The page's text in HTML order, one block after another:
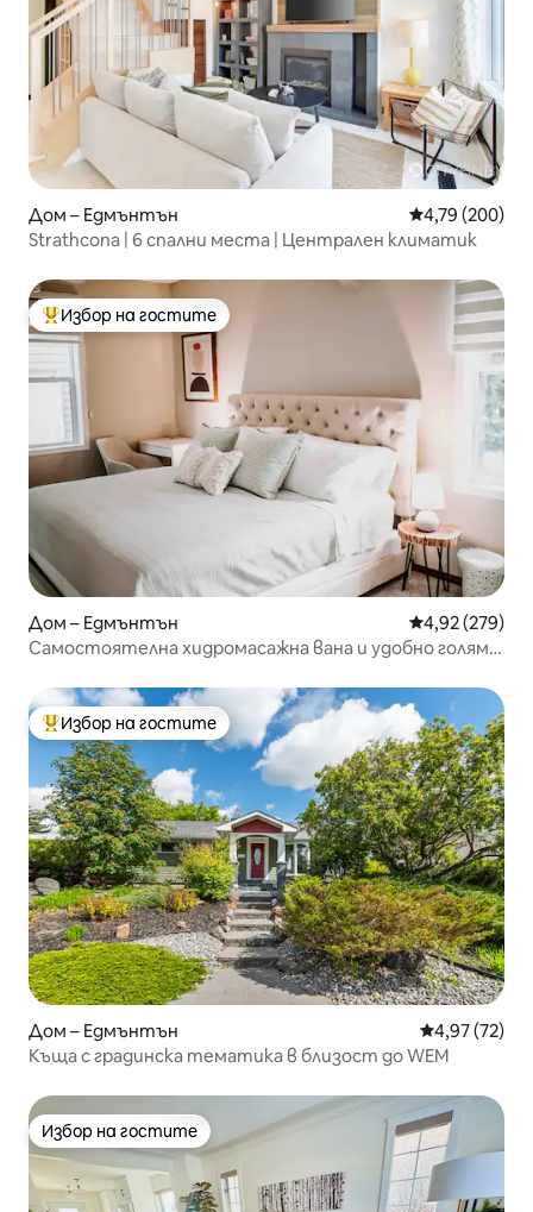
Дом – Едмънтън Средна
4,79 (200)
Strathcona | 6 спални места | Централен климатик
Най-популярен избор на гостите
Избор на гостите
Дом – Едмънтън Средна
4,92 (279)
Самостоятелна хидромасажна вана и удобно голямо
Най-популярен избор на гостите
Избор на гостите
Дом – Едмънтън Средна
4,97 (72)
Къща с градинска тематика в близост до WEM
Избор на гостите
Избор на гостите